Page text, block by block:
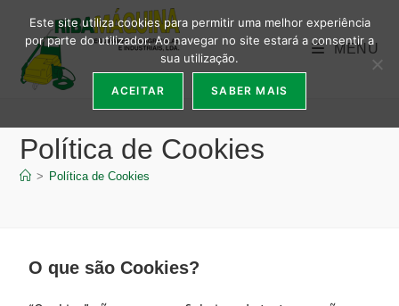
MENU
Política de Cookies
> Política de Cookies
O que são Cookies?
Este site utiliza cookies para permitir uma melhor experiência
por parte do utilizador. Ao navegar no site estará a consentir a
sua utilização.
ACEITAR SABER MAIS